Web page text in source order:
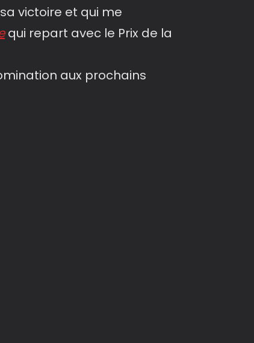
victoire et qui me
qui repart avec le Prix de la
aux prochains